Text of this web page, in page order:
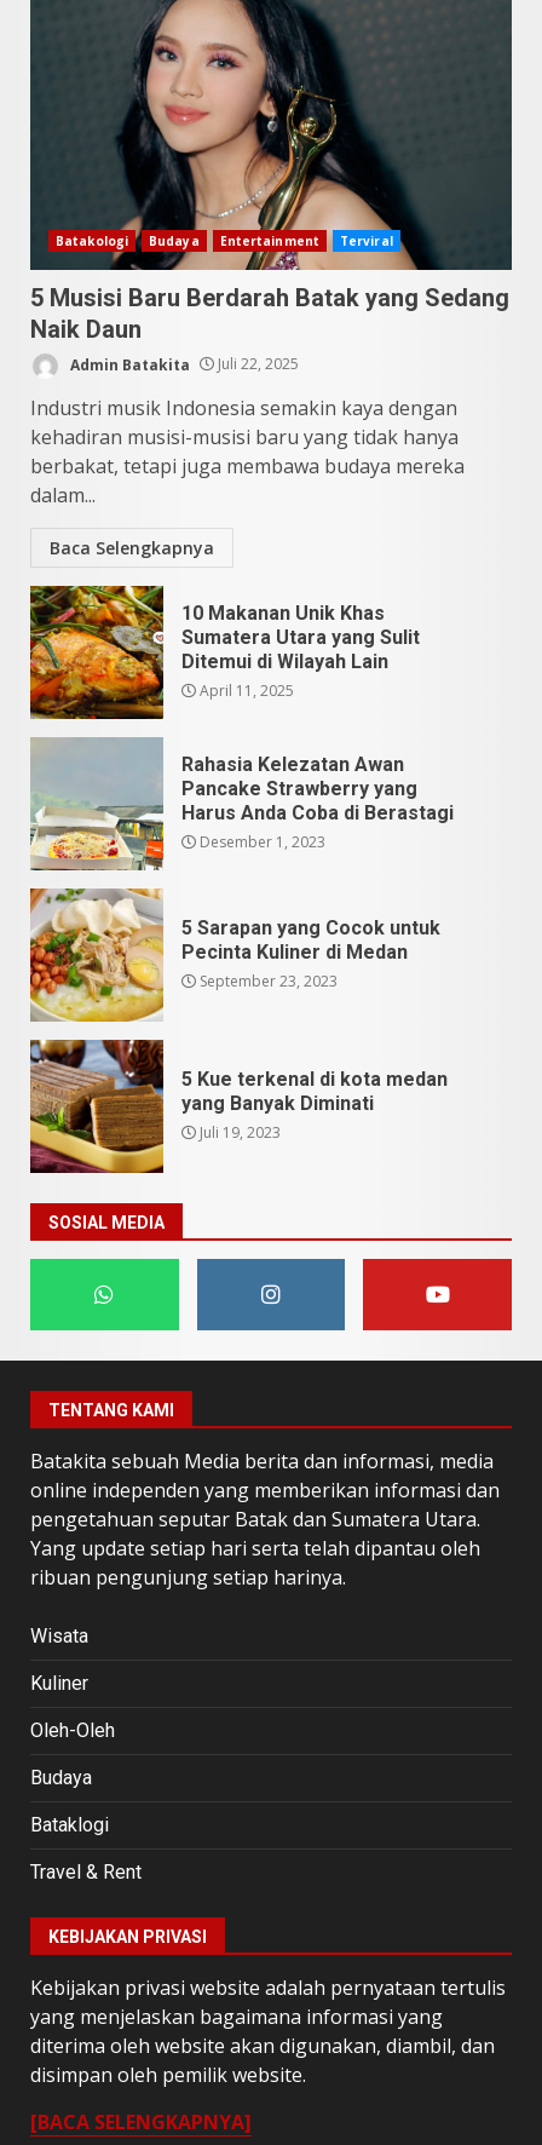
Juni 25, 2026
Datu Batak: Misteri Tanah
Batak Terungkap!
Juni 11, 2026
5
10 Kontroversial Orang Batak
Sering Jadi Perdebatan
Mei 25, 2026
Batakologi Budaya Entertainment Terviral
5 Musisi Baru Berdarah Batak yang Sedang
Naik Daun
Admin Batakita Juli 22, 2025
Industri musik Indonesia semakin kaya dengan
kehadiran musisi-musisi baru yang tidak hanya
berbakat, tetapi juga membawa budaya mereka
dalam...
Baca Selengkapnya
10 Makanan Unik Khas
Sumatera Utara yang Sulit
Ditemui di Wilayah Lain
April 11, 2025
Rahasia Kelezatan Awan
Pancake Strawberry yang
Harus Anda Coba di Berastagi
Desember 1, 2023
5 Sarapan yang Cocok untuk
Pecinta Kuliner di Medan
September 23, 2023
5 Kue terkenal di kota medan
yang Banyak Diminati
Juli 19, 2023
SOSIAL MEDIA
TENTANG KAMI
Batakita sebuah Media berita dan informasi, media
online independen yang memberikan informasi dan
pengetahuan seputar Batak dan Sumatera Utara.
Yang update setiap hari serta telah dipantau oleh
ribuan pengunjung setiap harinya.
Wisata
Kuliner
Oleh-Oleh
Budaya
Bataklogi
Travel & Rent
KEBIJAKAN PRIVASI
Kebijakan privasi website adalah pernyataan tertulis
yang menjelaskan bagaimana informasi yang
diterima oleh website akan digunakan, diambil, dan
disimpan oleh pemilik website.
[BACA SELENGKAPNYA]